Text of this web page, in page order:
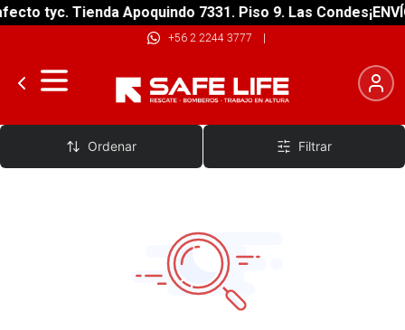
tyc. Tienda Apoquindo 7331. Piso 9. Las Condes
+56 2 2244 3777 |
Bicicletas Estáticas
Ordenar Filtrar